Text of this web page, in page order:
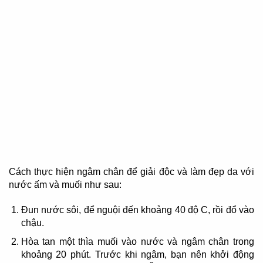
Cách thực hiện ngâm chân để giải độc và làm đẹp da với
nước ấm và muối như sau:
Đun nước sôi, để nguội đến khoảng 40 độ C, rồi đổ vào
chậu.
Hòa tan một thìa muối vào nước và ngâm chân trong
khoảng 20 phút. Trước khi ngâm, bạn nên khởi động